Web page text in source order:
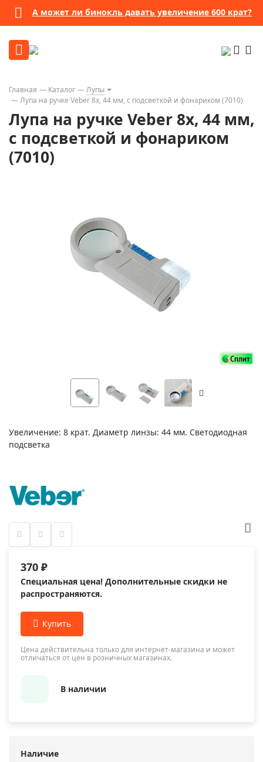
А может ли бинокль давать увеличение 600 крат?
Главная Каталог
Лупы
Лупа на ручке Veber 8х, 44 мм, с подсветкой и фонариком (7010)
Лупа на ручке Veber 8х, 44 мм,
с подсветкой и фонариком
(7010)
Увеличение: 8 крат. Диаметр линзы: 44 мм. Светодиодная
подсветка
370 ₽
Специальная цена! Дополнительные скидки не
распространяются.
Цена действительна только для интернет-магазина и может
отличаться от цен в розничных магазинах.
В наличии
Наличие